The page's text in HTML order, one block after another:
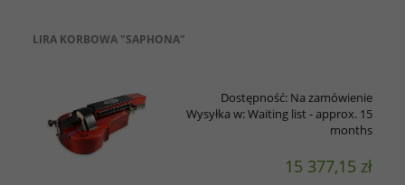
LIRA KORBOWA "SAPHONA"
Dostępność: Na zamówienie
Wysyłka w:Waiting list - approx. 15
months
15 377,15 zł